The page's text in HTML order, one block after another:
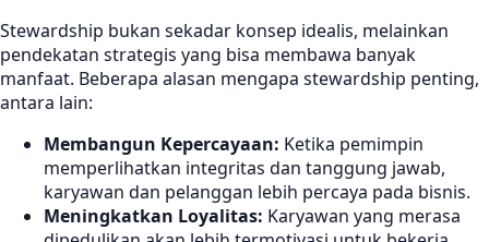
Stewardship bukan sekadar konsep idealis, melainkan
pendekatan strategis yang bisa membawa banyak
manfaat. Beberapa alasan mengapa stewardship penting,
antara lain:
Membangun Kepercayaan: Ketika pemimpin
memperlihatkan integritas dan tanggung jawab,
karyawan dan pelanggan lebih percaya pada bisnis.
Meningkatkan Loyalitas: Karyawan yang merasa